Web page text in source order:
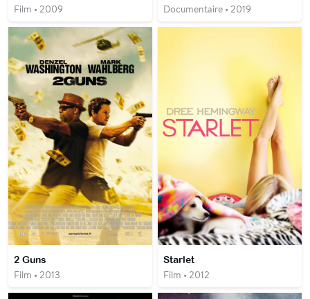
Film • 2009 Documentaire • 2019
2 Guns
Film • 2013
Starlet
Film • 2012